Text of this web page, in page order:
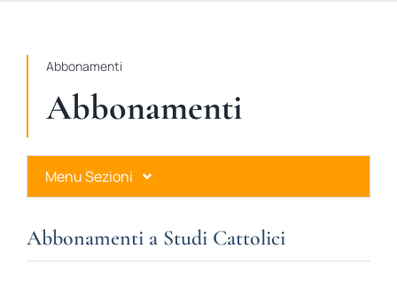
Abbonamenti
Abbonamenti
Menu Sezioni
Ares Gold
Abbonamenti a Studi Cattolici